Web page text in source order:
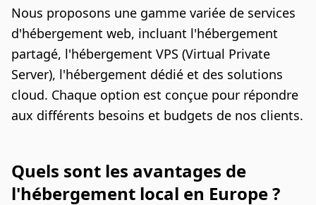
Nous proposons une gamme variée de services
d'hébergement web, incluant l'hébergement
partagé, l'hébergement VPS (Virtual Private
Server), l'hébergement dédié et des solutions
cloud. Chaque option est conçue pour répondre
aux différents besoins et budgets de nos clients.
Quels sont les avantages de
l'hébergement local en Europe ?